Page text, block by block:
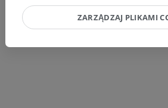
ZARZĄDZAJ PLIKAMI